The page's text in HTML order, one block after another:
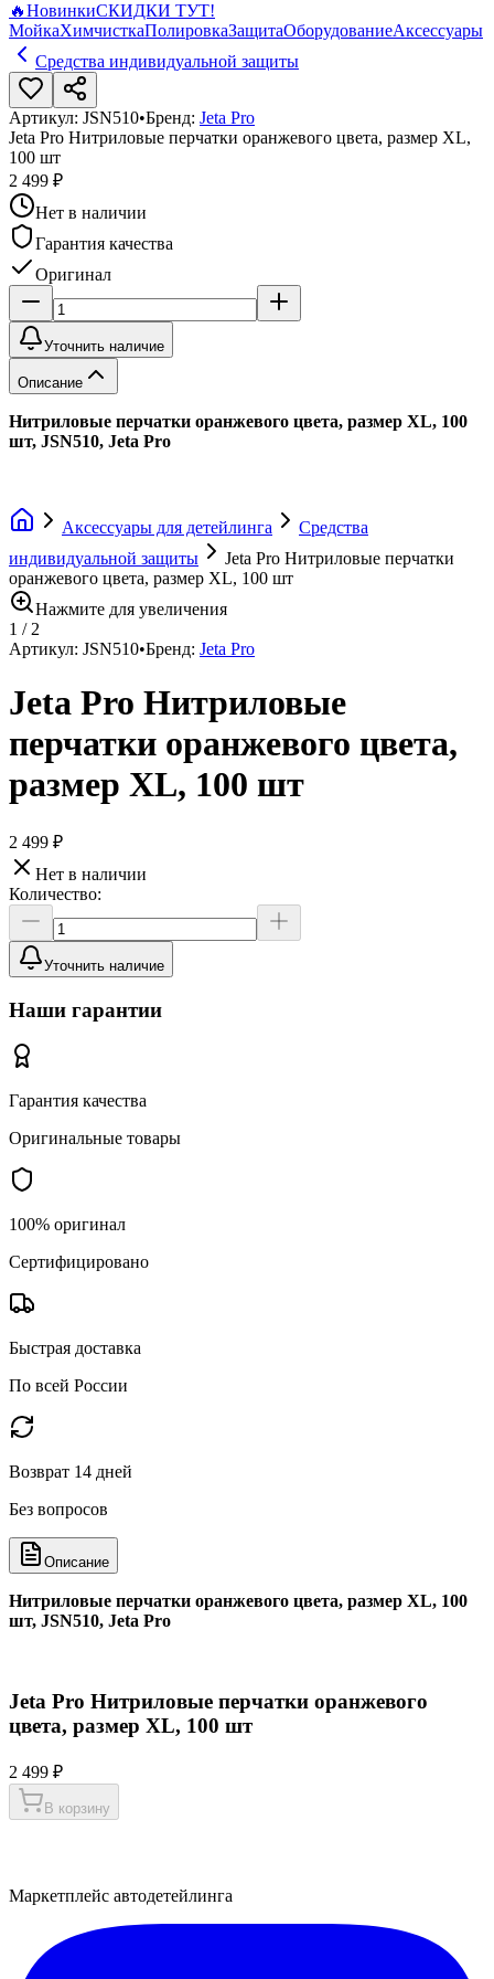
🔥НовинкиСКИДКИ ТУТ!
МойкаХимчисткаПолировкаЗащитаОборудованиеАксессуары
Средства индивидуальной защиты
Артикул: JSN510•Бренд: Jeta Pro
Jeta Pro Нитриловые перчатки оранжевого цвета, размер XL,
100 шт
2 499 ₽
Нет в наличии
Гарантия качества
Оригинал
Уточнить наличие
Описание
Нитриловые перчатки оранжевого цвета, размер XL, 100
шт, JSN510, Jeta Pro
Аксессуары для детейлинга
Средства
индивидуальной защиты
Jeta Pro Нитриловые перчатки
оранжевого цвета, размер XL, 100 шт
Нажмите для увеличения
1 / 2
Артикул: JSN510•Бренд: Jeta Pro
Jeta Pro Нитриловые
перчатки оранжевого цвета,
размер XL, 100 шт
2 499 ₽
Нет в наличии
Количество:
Уточнить наличие
Наши гарантии
Гарантия качества
Оригинальные товары
100% оригинал
Сертифицировано
Быстрая доставка
По всей России
Возврат 14 дней
Без вопросов
Описание
Нитриловые перчатки оранжевого цвета, размер XL, 100
шт, JSN510, Jeta Pro
Jeta Pro Нитриловые перчатки оранжевого
цвета, размер XL, 100 шт
2 499 ₽
В корзину
Маркетплейс автодетейлинга